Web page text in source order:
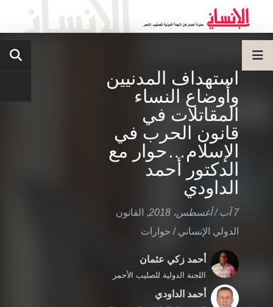
استهداف المدنيين
وأوضاع النساء
المقاتلات في
قانون الحرب في
الإسلام…حوار مع
الدكتور أحمد
الداودي
7 آب / أغسطس، 2018 , القانون
الدولي الإنساني / حوارات
أحمد زكي عثمان
اللجنة الدولية للصليب الأحمر
أحمد الداودي